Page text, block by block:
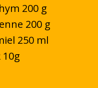
200 g
200 g
250 ml
10g